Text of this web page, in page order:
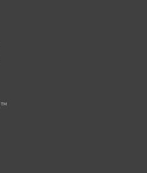
™